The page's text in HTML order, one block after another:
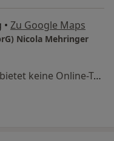
• Zu Google Maps
Nicola Mehringer
Dieser Arzt bzw. diese Ärztin bietet keine Online-Terminbuchung an diesem Standort an.